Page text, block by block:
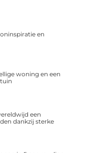
en
woning en een
een
dankzij sterke